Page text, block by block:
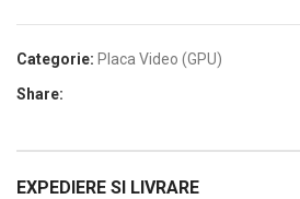
Categorie: Placa Video (GPU)
Share:
EXPEDIERE SI LIVRARE